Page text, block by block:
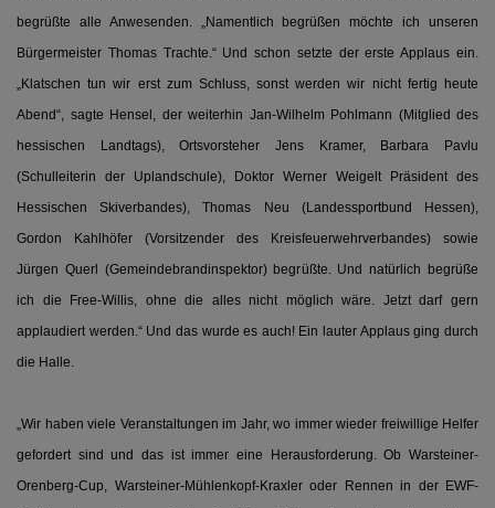
begrüßte alle Anwesenden. „Namentlich begrüßen möchte ich unseren
Bürgermeister Thomas Trachte.“ Und schon setzte der erste Applaus ein.
„Klatschen tun wir erst zum Schluss, sonst werden wir nicht fertig heute
Abend“, sagte Hensel, der weiterhin Jan-Wilhelm Pohlmann (Mitglied des
hessischen Landtags), Ortsvorsteher Jens Kramer, Barbara Pavlu
(Schulleiterin der Uplandschule), Doktor Werner Weigelt Präsident des
Hessischen Skiverbandes), Thomas Neu (Landessportbund Hessen),
Gordon Kahlhöfer (Vorsitzender des Kreisfeuerwehrverbandes) sowie
Jürgen Querl (Gemeindebrandinspektor) begrüßte. Und natürlich begrüße
ich die Free-Willis, ohne die alles nicht möglich wäre. Jetzt darf gern
applaudiert werden.“ Und das wurde es auch! Ein lauter Applaus ging durch
die Halle.
„Wir haben viele Veranstaltungen im Jahr, wo immer wieder freiwillige Helfer
gefordert sind und das ist immer eine Herausforderung. Ob Warsteiner-
Orenberg-Cup, Warsteiner-Mühlenkopf-Kraxler oder Rennen in der EWF-